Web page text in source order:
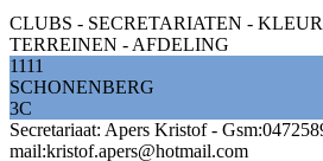
CLUBS - SECRETARIATEN -
TERREINEN - AFDELING
1111
SCHONENBERG
3C
Secretariaat: Apers Kristof -
mail:kristof.apers@hotmail.com